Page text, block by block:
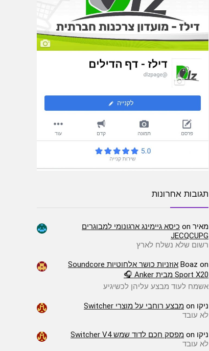
תגובות אחרונות
מאיר on כיסא גיימינג ארגונומי למבוגרים
JECQCUPG
רשום שלא נשלח לארץ
Boaz on
אוזניות כושר אלחוטיות Soundcore
Sport X20 מבית Anker 🎧
אשמח לעוד מבצע עליהן לכשיגיע
ניקו on מבצע רוחבי על מוצרי Switcher
לא עובד
ניקו on מפסק חכם לדוד שמש Switcher V4
לא עובד